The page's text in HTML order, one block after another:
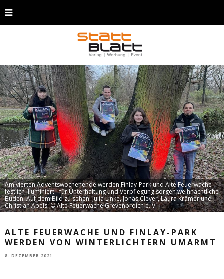
Am vierten Adventswochenende werden Finlay-Park und Alte Feuerwache
festlich illuminiert - für Unterhaltung und Verpflegung sorgen weihnachtliche
Buden. Auf dem Bild zu sehen: Julia Linke, Jonas Clever, Laura Krämer und
Christian Abels. © Alte Feuerwache Grevenbroich e. V.
ALTE FEUERWACHE UND FINLAY-PARK
WERDEN VON WINTERLICHTERN UMARMT
8. DEZEMBER 2021